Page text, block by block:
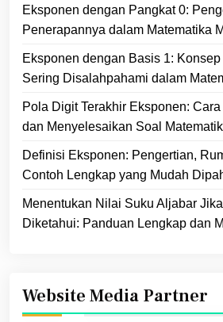
Eksponen dengan Pangkat 0:
Penerapannya dalam Matematika
Eksponen dengan Basis 1:
Sering Disalahpahami dalam
Pola Digit Terakhir Eksponen:
dan Menyelesaikan Soal
Definisi Eksponen: Pengertian,
Contoh Lengkap yang Mudah
Menentukan Nilai Suku Aljabar
Diketahui: Panduan Lengkap dan
Website Media Partner